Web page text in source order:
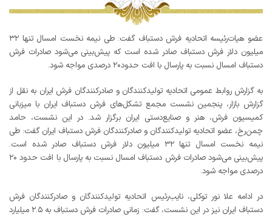
عضو هیات‌رئیسه اتحادیه فرش دستباف گفت: طی نیمه نخست امسال تنها ۳۲
میلیون دلار فرش دستباف صادر شده است که پیش‌بینی می‌شود صادرات فرش
دستباف امسال نسبت به پارسال با افت حدود۲۰ درصدی مواجه شود.
به گزارش روابط عمومی اتحادیه تولیدکنندگان و صادرکنندگان فرش ایران به نقل از
گزارش بازار، پنجمین نشست مجمع تشکل‌های فرش دستباف ایران با میزبانی
کمیسیون فرش، هنر و صنایع‌دستی ایران برگزار شد. در این نشست، حامد
چمن‌رخ، عضو اتحادیه تولیدکنندگان و صادرکنندگان فرش دستباف ایران گفت: طی
نیمه نخست امسال تنها ۳۲ میلیون دلار فرش دستباف صادر شده است.
پیش‌بینی می‌شود صادرات فرش دستباف امسال نسبت به پارسال با افت حدود ۲۰
درصدی مواجه شود.
در ادامه علا نور توکلی، نایب‌رئیس اتحادیه تولیدکنندگان و صادرکنندگان فرش
دستباف ایران نیز در این نشست، گفت: زمانی صادرات فرش دستباف به ۲.۵ میلیارد